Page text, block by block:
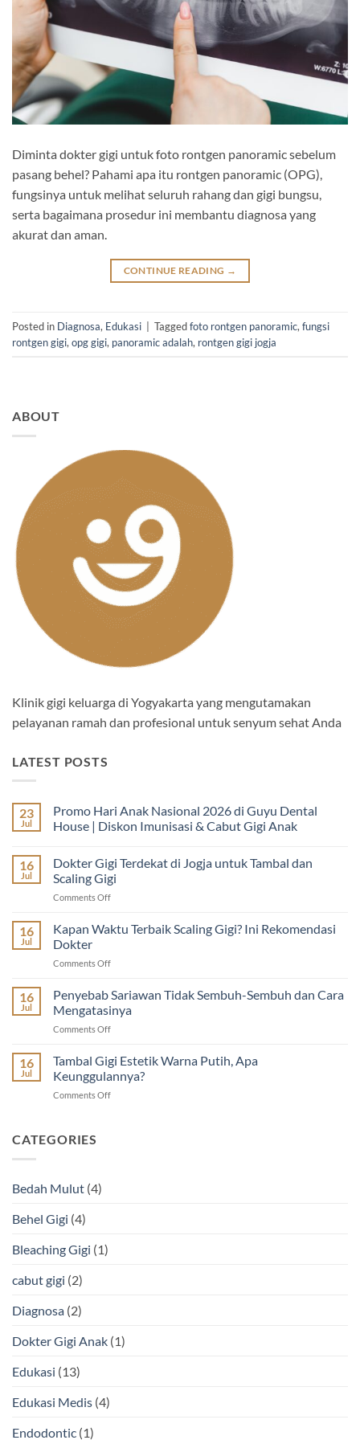
Diminta dokter gigi untuk foto rontgen panoramic sebelum
pasang behel? Pahami apa itu rontgen panoramic (OPG),
fungsinya untuk melihat seluruh rahang dan gigi bungsu,
serta bagaimana prosedur ini membantu diagnosa yang
akurat dan aman.
CONTINUE READING →
Posted in Diagnosa, Edukasi Taggedfoto rontgen panoramic, fungsi
rontgen gigi, opg gigi, panoramic adalah, rontgen gigi jogja
ABOUT
Klinik gigi keluarga di Yogyakarta yang mengutamakan
pelayanan ramah dan profesional untuk senyum sehat Anda
LATEST POSTS
23
Jul
Promo Hari Anak Nasional 2026 di Guyu Dental
House | Diskon Imunisasi & Cabut Gigi Anak
on
Promo
Hari
Anak
di
Guyu
Dental
|
&
Cabut
Anak
16
Jul
Dokter Gigi Terdekat di Jogja untuk Tambal dan
Scaling Gigi
Comments Offon
Gigi
Jogja
Tambal
dan
Scaling
16
Jul
Kapan Waktu Terbaik Scaling Gigi? Ini Rekomendasi
Dokter
Comments Offon
Waktu
Scaling
Gigi?
Rekomendasi
16
Jul
Penyebab Sariawan Tidak Sembuh-Sembuh dan Cara
Mengatasinya
Comments Offon
Sariawan
Tidak
Sembuh-
Sembuh
16
Jul
Tambal Gigi Estetik Warna Putih, Apa
Keunggulannya?
Comments Offon
CATEGORIES
Bedah Mulut (4)
Behel Gigi (4)
Bleaching Gigi (1)
cabut gigi (2)
Diagnosa (2)
Dokter Gigi Anak (1)
Edukasi (13)
Edukasi Medis (4)
Endodontic (1)